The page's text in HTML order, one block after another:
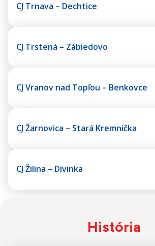
CJ Trnava – Dechtice
CJ Trstená – Zábiedovo
CJ Vranov nad Topľou – Benkovce
CJ Žarnovica – Stará Kremnička
CJ Žilina – Divinka
História